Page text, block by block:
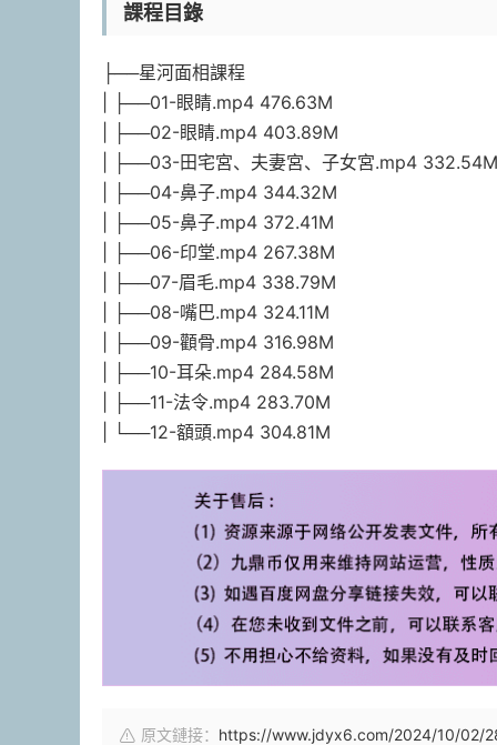
課程目錄
├──星河面相課程
| ├──01-眼睛.mp4 476.63M
| ├──02-眼睛.mp4 403.89M
| ├──03-田宅宮、夫妻宮、子女宮.mp4 332.54M
| ├──04-鼻子.mp4 344.32M
| ├──05-鼻子.mp4 372.41M
| ├──06-印堂.mp4 267.38M
| ├──07-眉毛.mp4 338.79M
| ├──08-嘴巴.mp4 324.11M
| ├──09-顴骨.mp4 316.98M
| ├──10-耳朵.mp4 284.58M
| ├──11-法令.mp4 283.70M
| └──12-額頭.mp4 304.81M
原文鏈接： https://www.jdyx6.com/2024/10/02/